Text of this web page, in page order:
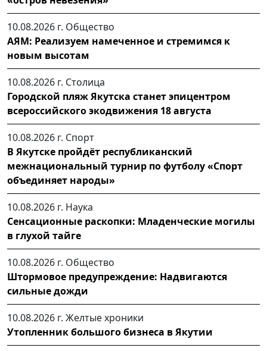
10.08.2026 г. Общество
АЯМ: Реализуем намеченное и стремимся к
новым высотам
10.08.2026 г. Столица
Городской пляж Якутска станет эпицентром
всероссийского экодвижения 18 августа
10.08.2026 г. Спорт
В Якутске пройдёт республиканский
межнациональный турнир по футболу «Спорт
объединяет народы» ⁣
10.08.2026 г. Наука
Сенсационные раскопки: Младенческие могилы
в глухой тайге
10.08.2026 г. Общество
Штормовое предупреждение: Надвигаются
сильные дожди
10.08.2026 г. Желтые хроники
Утопленник большого бизнеса в Якутии